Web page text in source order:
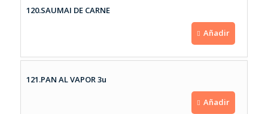
120.SAUMAI DE CARNE
Añadir
121.PAN AL VAPOR 3u
Añadir